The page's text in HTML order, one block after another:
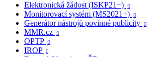
Elektronická žádost (ISKP21+)

Monitorovací systém (MS2021+) 
Generátor nástrojů povinné publicity 
MMR.cz 
OPTP 
IROP 